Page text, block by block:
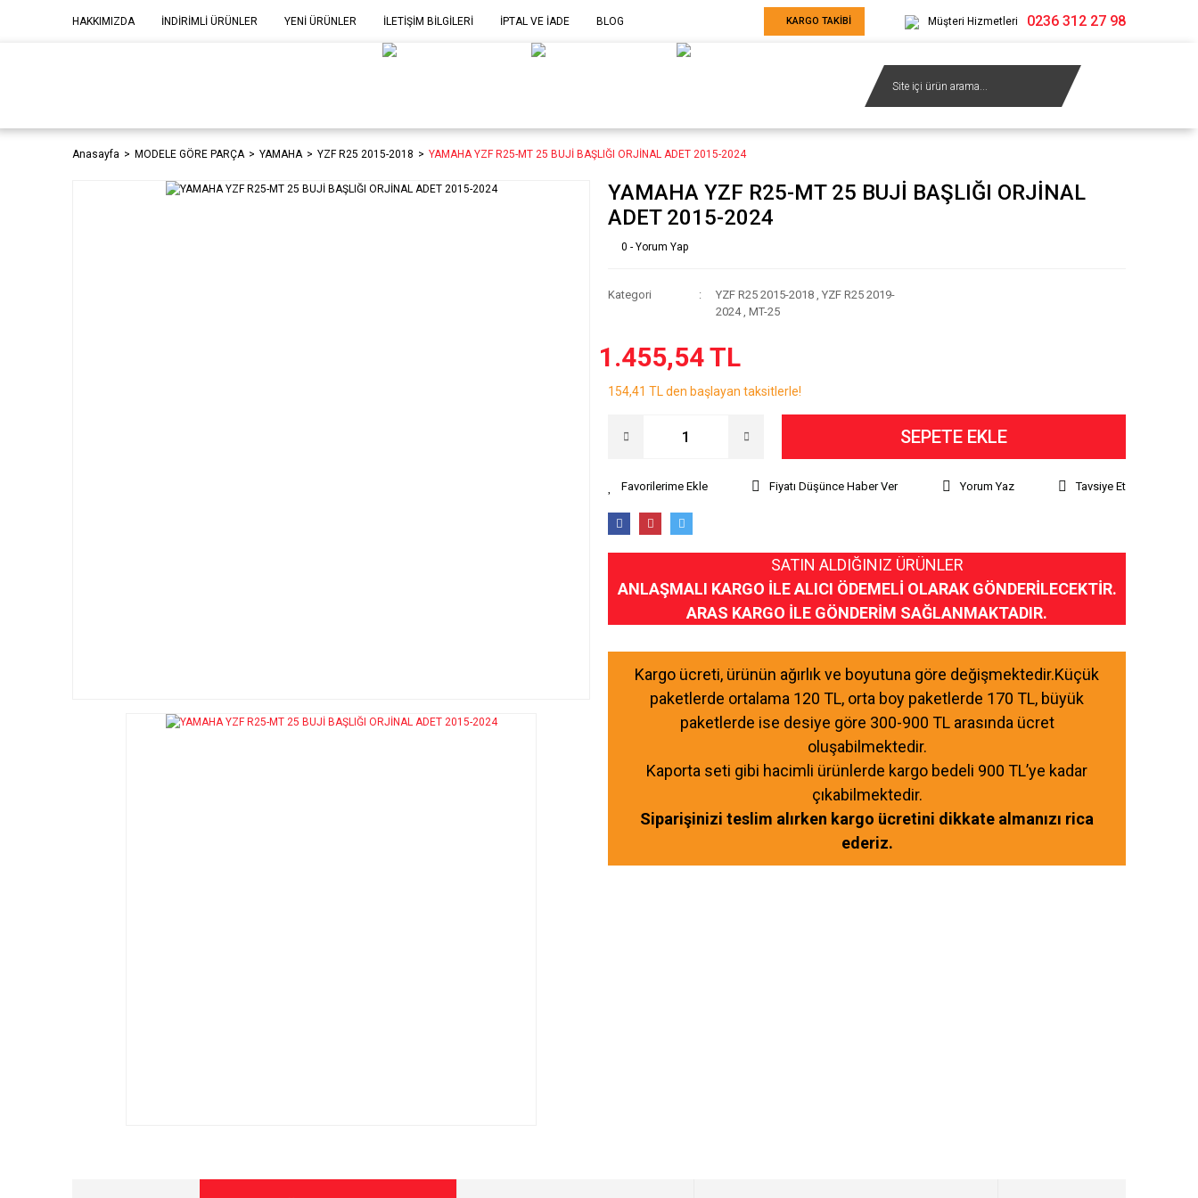
HAKKIMIZDA İNDİRİMLİ ÜRÜNLER YENİ ÜRÜNLER İLETİŞİM BİLGİLERİ İPTAL VE İADE BLOG KARGO TAKİBİ Müşteri Hizmetleri 0236 312 27 98
Anasayfa MODELE GÖRE PARÇA YAMAHA YZF R25 2015-2018 YAMAHA YZF R25-MT 25 BUJİ BAŞLIĞI ORJİNAL ADET 2015-2024
YAMAHA YZF R25-MT 25 BUJİ BAŞLIĞI ORJİNAL
ADET 2015-2024
0 - Yorum Yap
Kategori YZF R25 2015-2018 ,YZF R25 2019-
2024 ,MT-25
1.455,54 TL
154,41 TL den başlayan taksitlerle!
SEPETE EKLE
Fiyatı Düşünce Haber Ver Yorum Yaz Tavsiye Et
SATIN ALDIĞINIZ ÜRÜNLER
ANLAŞMALI KARGO İLE ALICI ÖDEMELİ OLARAK GÖNDERİLECEKTİR.
ARAS KARGO İLE GÖNDERİM SAĞLANMAKTADIR.
Kargo ücreti, ürünün ağırlık ve boyutuna göre değişmektedir.Küçük
paketlerde ortalama 120 TL, orta boy paketlerde 170 TL, büyük
paketlerde ise desiye göre 300-900 TL arasında ücret
oluşabilmektedir.
Kaporta seti gibi hacimli ürünlerde kargo bedeli 900 TL’ye kadar
çıkabilmektedir.
Siparişinizi teslim alırken kargo ücretini dikkate almanızı rica
ederiz.